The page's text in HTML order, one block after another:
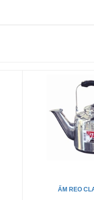
ẤM REO